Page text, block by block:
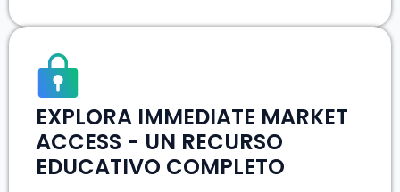
EXPLORA IMMEDIATE MARKET
ACCESS - UN RECURSO
EDUCATIVO COMPLETO